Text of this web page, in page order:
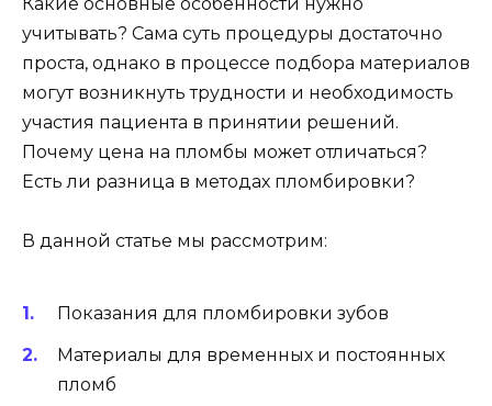
учитывать? Сама суть процедуры достаточно
проста, однако в процессе подбора материалов
могут возникнуть трудности и необходимость
участия пациента в принятии решений.
Почему цена на пломбы может отличаться?
Есть ли разница в методах пломбировки?
В данной статье мы рассмотрим:
Показания для пломбировки зубов
Материалы для временных и постоянных
пломб